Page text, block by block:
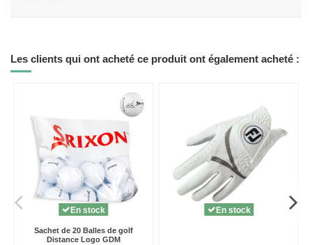
Les clients qui ont acheté ce produit ont également acheté :
En stock
Sachet de 20 Balles de golf
Distance Logo GDM
En stock